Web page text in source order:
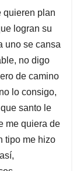
quieren plan
logran su
uno se cansa
no digo
de camino
lo consigo,
santo le
me quiera de
tipo me hizo